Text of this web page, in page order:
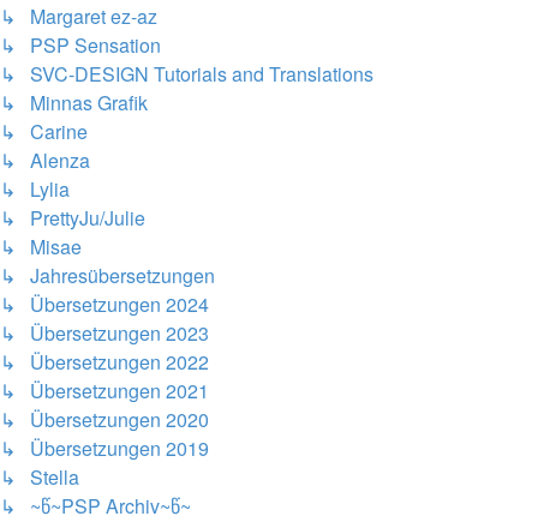
↳ Margaret ez-az
↳ PSP Sensation
↳ SVC-DESIGN Tutorials and Translations
↳ Minnas Grafik
↳ Carine
↳ Alenza
↳ Lylia
↳ PrettyJu/Julie
↳ Misae
↳ Jahresübersetzungen
↳ Übersetzungen 2024
↳ Übersetzungen 2023
↳ Übersetzungen 2022
↳ Übersetzungen 2021
↳ Übersetzungen 2020
↳ Übersetzungen 2019
↳ Stella
↳ ~წ~PSP Archiv~წ~